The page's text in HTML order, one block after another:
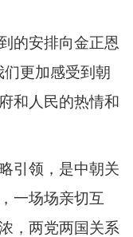
的安排向金正恩
更加感受到朝
和人民的热情和
引领，是中朝关
一场场亲切互
，两党两国关系